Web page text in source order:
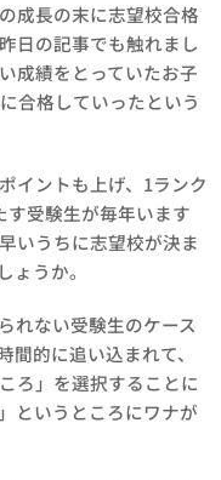
成長の末に志望校合格
日の記事でも触れまし
成績をとっていたお子
合格していったという
イントも上げ、1ランク
受験生が毎年います
いうちに志望校が決ま
うか。
れない受験生のケース
的に追い込まれて、
ろ」を選択することに
というところにワナが